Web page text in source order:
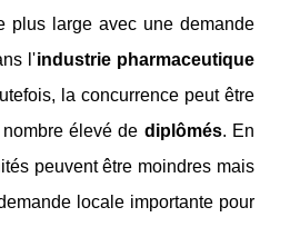
plus large avec une demande
l'industrie pharmaceutique
la concurrence peut être
élevé de diplômés. En
peuvent être moindres mais
locale importante pour